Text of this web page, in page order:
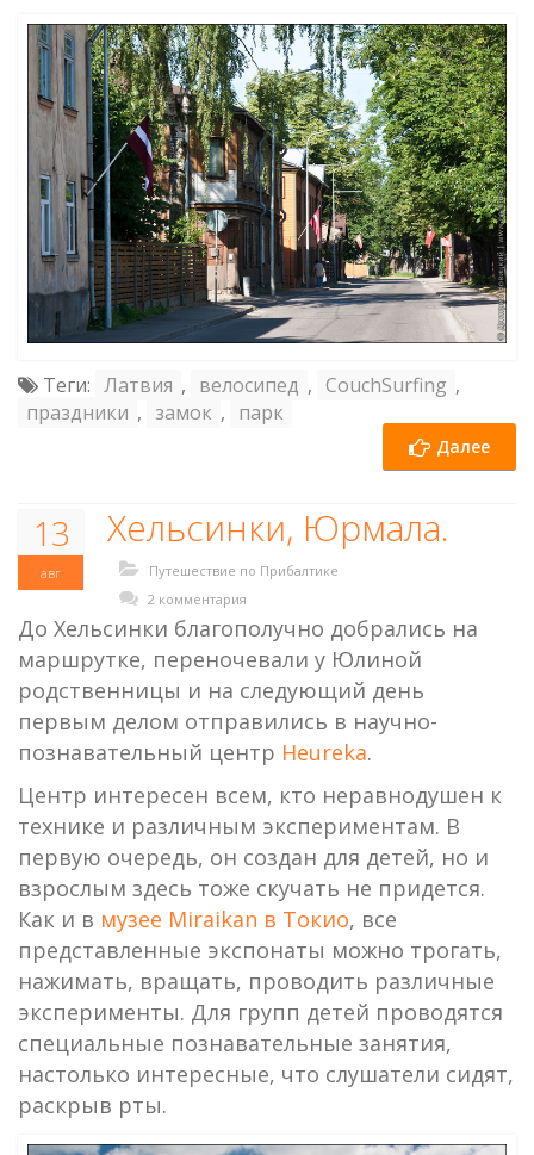
Теги: Латвия , велосипед , CouchSurfing ,
праздники , замок , парк
Далее
13
авг
Хельсинки, Юрмала.
Путешествие по Прибалтике
2 комментария
До Хельсинки благополучно добрались на
маршрутке, переночевали у Юлиной
родственницы и на следующий день
первым делом отправились в научно-
познавательный центр Heureka.
Центр интересен всем, кто неравнодушен к
технике и различным экспериментам. В
первую очередь, он создан для детей, но и
взрослым здесь тоже скучать не придется.
Как и в музее Miraikan в Токио, все
представленные экспонаты можно трогать,
нажимать, вращать, проводить различные
эксперименты. Для групп детей проводятся
специальные познавательные занятия,
настолько интересные, что слушатели сидят,
раскрыв рты.